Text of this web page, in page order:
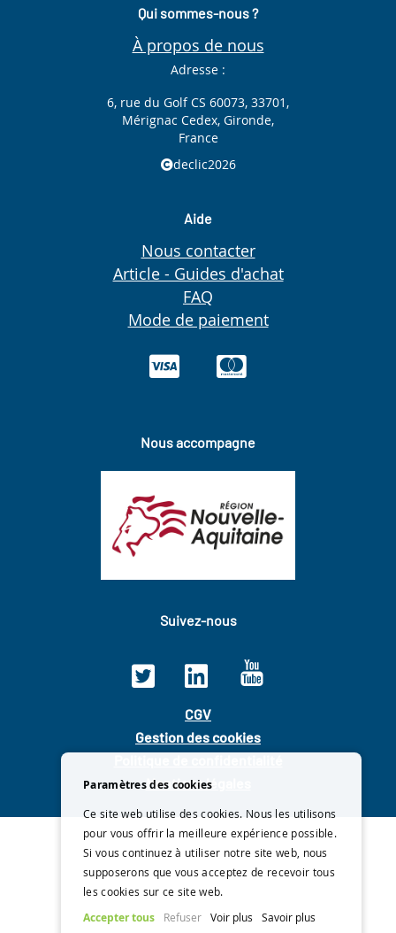
Qui sommes-nous ?
À propos de nous
Adresse :
6, rue du Golf CS 60073, 33701,
Mérignac Cedex, Gironde,
France
declic2026
Aide
Nous contacter
Article - Guides d'achat
FAQ
Mode de paiement
Nous accompagne
Suivez-nous
CGV
Gestion des cookies
Mentions légales
Paramètres des cookies
Ce site web utilise des cookies. Nous les utilisons
pour vous offrir la meilleure expérience possible.
Si vous continuez à utiliser notre site web, nous
supposerons que vous acceptez de recevoir tous
les cookies sur ce site web.
Accepter tous Refuser Voir plus Savoir plus